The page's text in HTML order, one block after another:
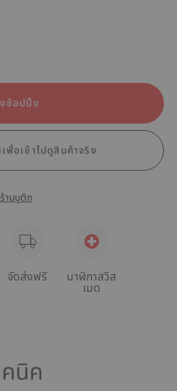
ช้อปปิ้ง
พื่อเข้าไปดูสินค้าจริง
านบูติก
จัดส่งฟรี นาฬิกาสวิส
เมด
นิค